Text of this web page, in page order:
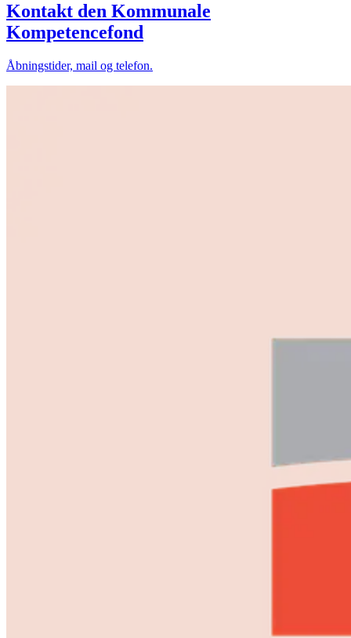
Kontakt den Kommunale
Kompetencefond
Åbningstider, mail og telefon.